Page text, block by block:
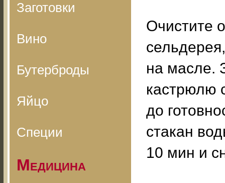
Заготовки
Вино
Бутерброды
Яйцо
Специи
Медицина
Очистите
на масле.
кастрюлю
до
стакан
10 мин и